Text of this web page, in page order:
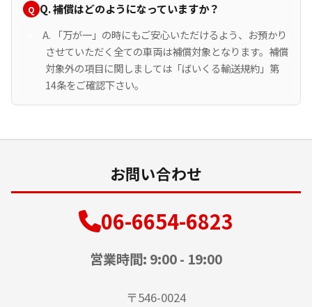
Q. 補償はどのようになっていますか？
A. 「万が一」の時にもご安心いただけるよう、お預かり
させていただく全ての車両は補償対象となります。補償
対象外の項目に関しましては「ばいくる輸送規約」第
14条をご確認下さい。
お問い合わせ
06-6654-6823
営業時間: 9:00 - 19:00
〒546-0024